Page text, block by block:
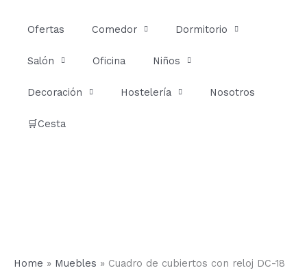
Ofertas Comedor Dormitorio
Salón Oficina Niños
Decoración Hostelería Nosotros
🛒Cesta
Home » Muebles » Cuadro de cubiertos con reloj DC-18